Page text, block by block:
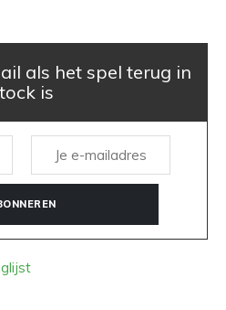
als het spel terug in
is